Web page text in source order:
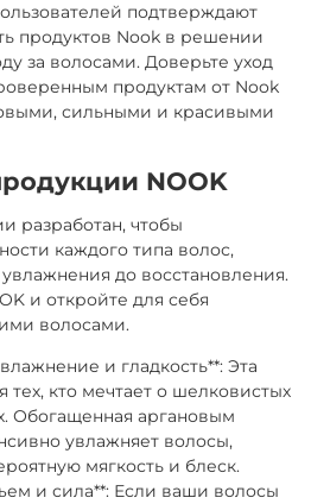
подтверждают
продуктов Nook в решении
за волосами. Доверьте уход
продуктам от Nook
сильными и красивыми
NOOK
разработан, чтобы
каждого типа волос,
до восстановления.
и откройте для себя
волосами.
и гладкость**: Эта
тех, кто мечтает о шелковистых
Обогащенная аргановым
увлажняет волосы,
мягкость и блеск.
и сила**: Если ваши волосы